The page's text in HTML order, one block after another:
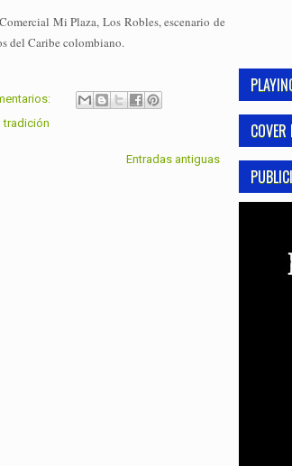
Mi Plaza, Los Robles, escenario de
del Caribe colombiano.
tradición
Entradas antiguas